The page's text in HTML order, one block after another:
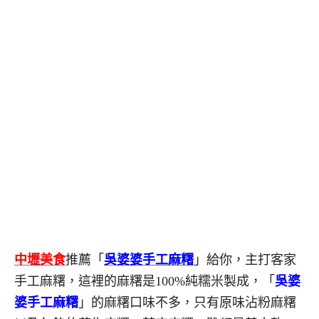
中壢美食推薦「 吳婆婆手工麻糬 」給你，主打客家
手工麻糬，這裡的麻糬是100%純糯米製成，「 吳婆
婆手工麻糬 」的麻糬口味不多，只有原味沾粉麻糬